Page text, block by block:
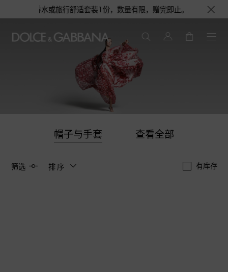
淡香水或旅行舒适套装1份，数量有限，赠完即止。即刻选购，
帽子与手套 查看全部
筛选 排序 有库存